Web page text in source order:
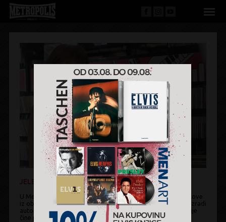
JELENA MITROVIĆ - DIREKTOR PRAVNIH POSLOVA
U Metropolis Music Company od 2001. godine obavlja poslove
iz oblasti korporativnog prava. Posebno je angažovana u izradi
autorskih i interpretatorskih ugovora, a oblast specijalizacije
čine prava intelektualne svojine i autorska prava.